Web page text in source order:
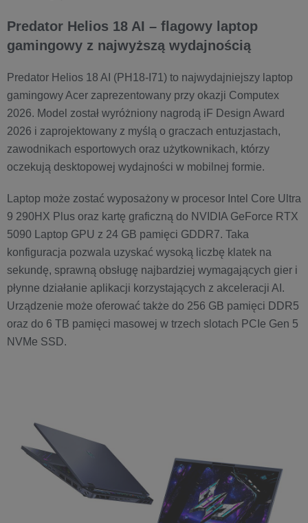
Predator Helios 18 AI – flagowy laptop
gamingowy z najwyższą wydajnością
Predator Helios 18 AI (PH18-I71) to najwydajniejszy laptop
gamingowy Acer zaprezentowany przy okazji Computex
2026. Model został wyróżniony nagrodą iF Design Award
2026 i zaprojektowany z myślą o graczach entuzjastach,
zawodnikach esportowych oraz użytkownikach, którzy
oczekują desktopowej wydajności w mobilnej formie.
Laptop może zostać wyposażony w procesor Intel Core Ultra
9 290HX Plus oraz kartę graficzną do NVIDIA GeForce RTX
5090 Laptop GPU z 24 GB pamięci GDDR7. Taka
konfiguracja pozwala uzyskać wysoką liczbę klatek na
sekundę, sprawną obsługę najbardziej wymagających gier i
płynne działanie aplikacji korzystających z akceleracji AI.
Urządzenie może oferować także do 256 GB pamięci DDR5
oraz do 6 TB pamięci masowej w trzech slotach PCIe Gen 5
NVMe SSD.